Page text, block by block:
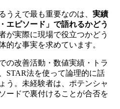
うえで最も重要なのは、 実績
エピソード」で語れるかどう
が実際に現場で役立つかどう
的な事実を求めています。
の改善活動・数値実績・トラ
STAR法を使って論理的に話
う。未経験者は、ポテンシャ
ードで裏付けることが合否を